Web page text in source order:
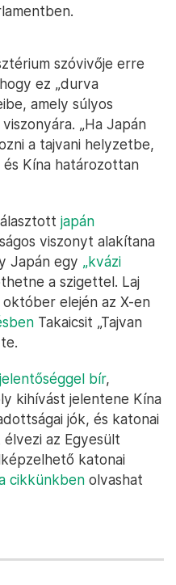
szóvivője erre
ez „durva
amely súlyos
„Ha Japán
a tajvani helyzetbe,
és Kína határozottan
japán
viszonyt alakítana
Japán egy „kvázi
a szigettel. Laj
elején az X-en
Takaicsit „Tajvan
bír,
kihívást jelentene Kína
jók, és katonai
az Egyesült
katonai
cikkünkben olvashat